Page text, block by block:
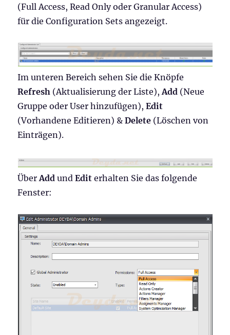
(Full Access, Read Only oder Granular Access)
für die Configuration Sets angezeigt.
Im unteren Bereich sehen Sie die Knöpfe
Refresh (Aktualisierung der Liste),Add (Neue
Gruppe oder User hinzufügen),Edit
(Vorhandene Editieren) &Delete (Löschen von
Einträgen).
ÜberAdd undEdit erhalten Sie das folgende
Fenster: